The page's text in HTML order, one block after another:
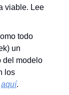
viable. Lee
todo
un
del modelo
los
aquí.